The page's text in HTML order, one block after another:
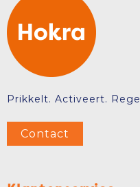
Prikkelt. Activeert.
Contact